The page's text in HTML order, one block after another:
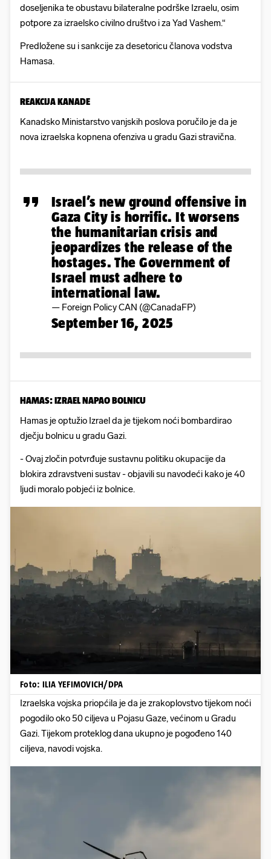
doseljenika te obustavu bilateralne podrške Izraelu, osim
potpore za izraelsko civilno društvo i za Yad Vashem.“
Predložene su i sankcije za desetoricu članova vodstva
Hamasa.
REAKCIJA KANADE
Kanadsko Ministarstvo vanjskih poslova poručilo je da je
nova izraelska kopnena ofenziva u gradu Gazi stravična.
Israel’s new ground offensive in
Gaza City is horrific. It worsens
the humanitarian crisis and
jeopardizes the release of the
hostages. The Government of
Israel must adhere to
international law.
— Foreign Policy CAN (@CanadaFP)
September 16, 2025
HAMAS: IZRAEL NAPAO BOLNICU
Hamas je optužio Izrael da je tijekom noći bombardirao
dječju bolnicu u gradu Gazi.
- Ovaj zločin potvrđuje sustavnu politiku okupacije da
blokira zdravstveni sustav - objavili su navodeći kako je 40
ljudi moralo pobjeći iz bolnice.
Foto: ILIA YEFIMOVICH/DPA
Izraelska vojska priopćila je da je zrakoplovstvo tijekom noći
pogodilo oko 50 ciljeva u Pojasu Gaze, većinom u Gradu
Gazi. Tijekom proteklog dana ukupno je pogođeno 140
ciljeva, navodi vojska.